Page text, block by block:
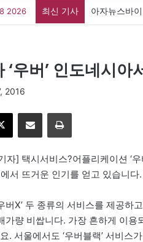
2026 최신 기사 아자뉴스바
우버’ 인도네시아
2016
이메일
자] 택시서비스?어플리케이션 ‘
서 뜨거운 인기를 얻고 있습니다.
버X’ 두 종류의 서비스를 제공
가량 비쌉니다. 가장 흔하게 이용
. 서울에서도 ‘우버블랙’ 서비